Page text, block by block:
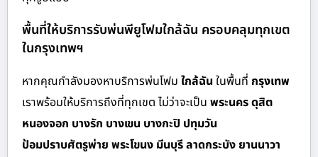
พื้นที่ให้บริการรับพ่นพียูโฟมใกล้ฉัน ครอบคลุมทุกเขต
ในกรุงเทพฯ
หากคุณกำลังมองหาบริการพ่นโฟม ใกล้ฉัน ในพื้นที่ กรุงเทพ
เราพร้อมให้บริการถึงที่ทุกเขต ไม่ว่าจะเป็น พระนคร ดุสิต
หนองจอก บางรัก บางเขน บางกะปิ ปทุมวัน
ป้อมปราบศัตรูพ่าย พระโขนง มีนบุรี ลาดกระบัง ยานนาวา